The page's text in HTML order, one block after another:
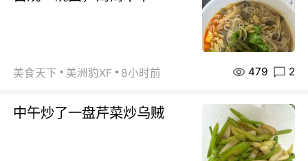
美食天下 美洲豹XF 8小时前 479 2
中午炒了一盘芹菜炒乌贼